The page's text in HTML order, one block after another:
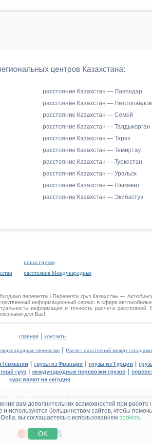
вам дополнительних возможностей при работе
используются большинством сайтов, чтобы
вы соглашаетесь с использованием cookies.
OK
центров Казахстана:
расстояние Казахстан — Павлодар
расстояние Казахстан —
расстояние Казахстан — Семей
расстояние Казахстан — Талдыкорган
расстояние Казахстан — Тараз
расстояние Казахстан — Темиртау
расстояние Казахстан — Туркестан
расстояние Казахстан — Уральск
расстояние Казахстан — Шымкент
расстояние Казахстан — Экибастуз
поиск грузов
расстояния Международные
перевезти / Перевезти груз Казахстан —
информационный сервис в сфере
информации и точность расчета
для Вас!
главная | контакты
перевозки | Расчет расстояний между городами
Германии | грузы из Франции | грузы из Турции |
груз| международные перевозки грузов|
курс валют на сегодня
стиль и алгоритмические решения обеспечения
и интернет-сайтах без официального
—ВАШИГРУЗОПЕРЕВОЗКИ™!